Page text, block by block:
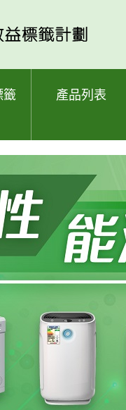
籤 產品列表